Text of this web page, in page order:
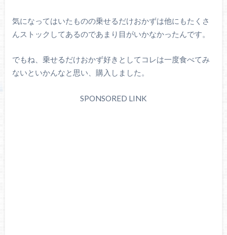
気になってはいたものの乗せるだけおかずは他にもたくさ
んストックしてあるのであまり目がいかなかったんです。
でもね、乗せるだけおかず好きとしてコレは一度食べてみ
ないといかんなと思い、購入しました。
SPONSORED LINK